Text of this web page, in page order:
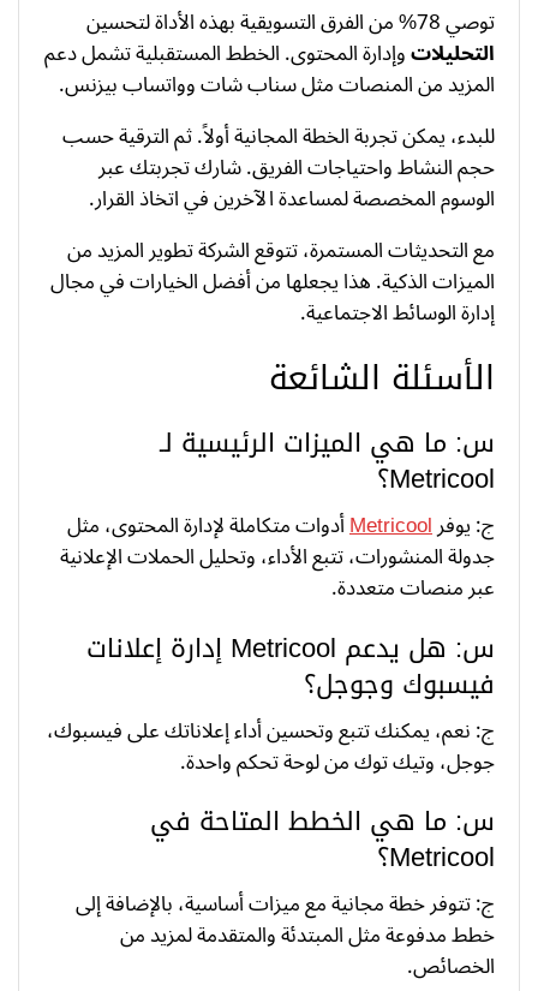
توصي 78% من الفرق التسويقية بهذه الأداة لتحسين
التحليلاتوإدارة المحتوى. الخطط المستقبلية تشمل دعم
المزيد من المنصات مثل سناب شات وواتساب بيزنس.
للبدء، يمكن تجربة الخطة المجانية أولاً. ثم الترقية حسب
حجم النشاط واحتياجات الفريق. شارك تجربتك عبر
الوسوم المخصصة لمساعدة الآخرين في اتخاذ القرار.
مع التحديثات المستمرة، تتوقع الشركة تطوير المزيد من
الميزات الذكية. هذا يجعلها من أفضل الخيارات في مجال
إدارة الوسائط الاجتماعية.
الأسئلة الشائعة
س: ما هي الميزات الرئيسية لـ
Metricool؟
ج: يوفرMetricoolأدوات متكاملة لإدارة المحتوى، مثل
جدولة المنشورات، تتبع الأداء، وتحليل الحملات الإعلانية
عبر منصات متعددة.
س: هل يدعم Metricool إدارة إعلانات
فيسبوك وجوجل؟
ج: نعم، يمكنك تتبع وتحسين أداء إعلاناتك على فيسبوك،
جوجل، وتيك توك من لوحة تحكم واحدة.
س: ما هي الخطط المتاحة في
Metricool؟
ج: تتوفر خطة مجانية مع ميزات أساسية، بالإضافة إلى
خطط مدفوعة مثل المبتدئة والمتقدمة لمزيد من
الخصائص.